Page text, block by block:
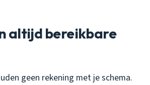
altijd bereikbare
geen rekening met je schema.